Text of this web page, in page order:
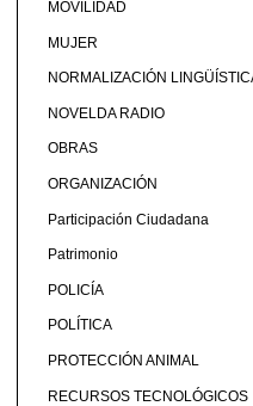
MOVILIDAD
MUJER
NORMALIZACIÓN
NOVELDA RADIO
OBRAS
ORGANIZACIÓN
Participación Ciudadana
Patrimonio
POLICÍA
POLÍTICA
PROTECCIÓN ANIMAL
RECURSOS TECNOLÓGICOS